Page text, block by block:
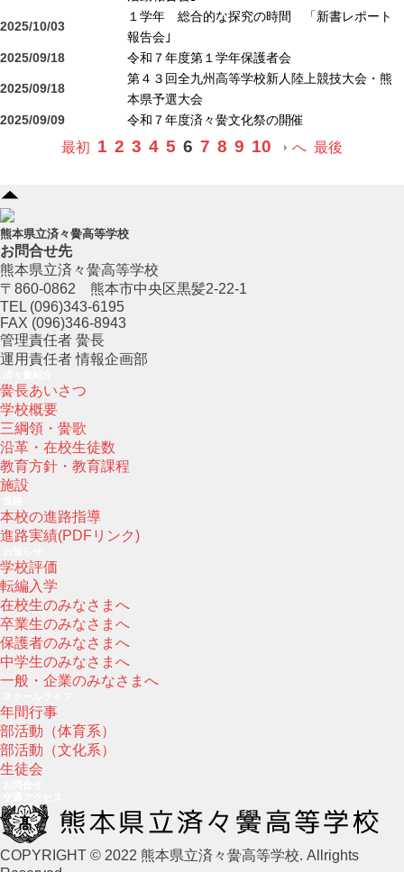
2025/10/03
１学年 総合的な探究の時間 「新書レポート
報告会｣
2025/09/18
令和７年度第１学年保護者会
2025/09/18
第４３回全九州高等学校新人陸上競技大会・熊
本県予選大会
2025/09/09
令和７年度済々黌文化祭の開催
最初 1 2 3 4 5 6 7 8 9 10 へ 最後
熊本県立済々黌高等学校
お問合せ先
熊本県立済々黌高等学校
〒860-0862 熊本市中央区黒髪2-22-1
TEL (096)343-6195
FAX (096)346-8943
管理責任者 黌長
運用責任者 情報企画部
黌長あいさつ
学校概要
三綱領・黌歌
沿革・在校生徒数
教育方針・教育課程
施設
本校の進路指導
進路実績(PDFリンク)
学校評価
転編入学
在校生のみなさまへ
卒業生のみなさまへ
保護者のみなさまへ
中学生のみなさまへ
一般・企業のみなさまへ
年間行事
部活動（体育系）
部活動（文化系）
生徒会
COPYRIGHT © 2022 熊本県立済々黌高等学校. Allrights